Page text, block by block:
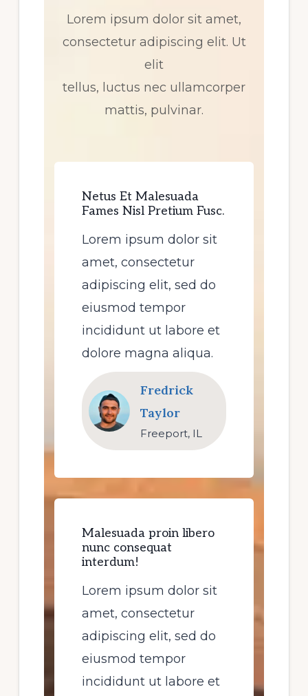
Lorem ipsum dolor sit amet,
consectetur adipiscing elit. Ut
elit
tellus, luctus nec ullamcorper
mattis, pulvinar.
Netus Et Malesuada
Fames Nisl Pretium Fusc.​
Lorem ipsum dolor sit
amet, consectetur
adipiscing elit, sed do
eiusmod tempor
incididunt ut labore et
dolore magna aliqua.
Fredrick
Taylor
Freeport, IL
Malesuada proin libero
nunc consequat
interdum!
Lorem ipsum dolor sit
amet, consectetur
adipiscing elit, sed do
eiusmod tempor
incididunt ut labore et